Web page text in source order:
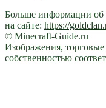
Больше информации об
на сайте: https://
© Minecraft-Guide.ru
Изображения,
собственностью